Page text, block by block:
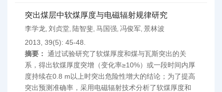
突出煤层中软煤厚度与电磁辐射规律研究
李学龙, 刘贞堂, 陆智斐, 马国强, 冯俊军, 景林波
2013, 39(5): 45-48.
摘要： 通过试验研究了软煤厚度和煤与瓦斯突出的关
系，得出软煤厚度突增（变化率≥10%）或一段时间内厚
度持续在0.8 m以上时突出危险性增大的结论；为了提高
突出预测准确率，采用电磁辐射技术分析了软煤厚度和